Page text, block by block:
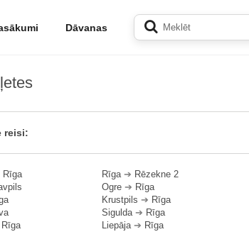
Dāvanas
reisi:
Rīga
Rīga
Rīga➔ Rēzekne 2
Ogre ➔ Rīga
Krustpils ➔ Rīga
Sigulda➔ Rīga
Liepāja➔ Rīga